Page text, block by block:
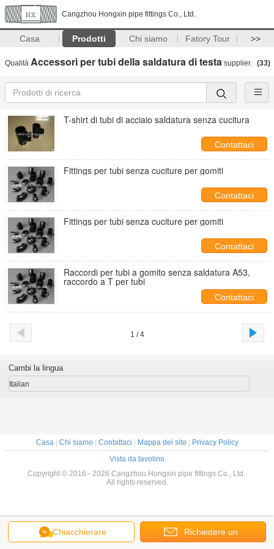
Cangzhou Hongxin pipe fittings Co., Ltd.
Casa Prodotti Chi siamo Fatory Tour >>
Qualità Accessori per tubi della saldatura di testa supplier. (33)
T-shirt di tubi di acciaio saldatura senza cucitura
Contattaci
Fittings per tubi senza cuciture per gomiti
Contattaci
Fittings per tubi senza cuciture per gomiti
Contattaci
Raccordi per tubi a gomito senza saldatura A53,
raccordo a T per tubi
Contattaci
1 / 4
Chiacchierare Richiedere un
Cambi la lingua
Italian
Casa| Chi siamo| Contattaci Mappa del sito|
Privacy Policy
Vista da tavolino
Copyright © 2016 - 2026 Cangzhou Hongxin pipe fittings Co., Ltd..
All rights reserved.